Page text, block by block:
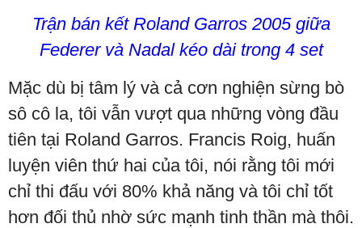
Trận bán kết Roland Garros 2005 giữa
Federer và Nadalkéo dài trong 4 set
Mặc dù bị tâm lý và cả cơn nghiện sừng bò
sô cô la, tôi vẫn vượt qua những vòng đầu
tiên tại Roland Garros. Francis Roig, huấn
luyện viên thứ hai của tôi, nói rằng tôi mới
chỉ thi đấu với 80% khả năng và tôi chỉ tốt
hơn đối thủ nhờ sức mạnh tinh thần mà thôi.